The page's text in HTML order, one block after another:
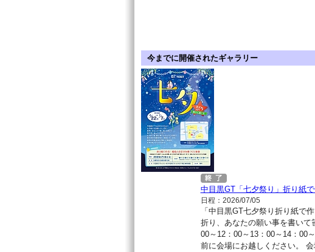
今までに開催されたギャラリー
中目黒GT「七夕祭り」折り紙
日程：2026/07/05
「中目黒GT七夕祭り折り紙
折り、あなたの願い事を書いて
00～12：00～13：00～14：
前に会場にお越しください。